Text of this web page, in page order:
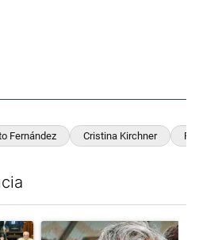
Fernández Cristina Kirchner
el título "La Rosada busca
Un artículo de tendencia con